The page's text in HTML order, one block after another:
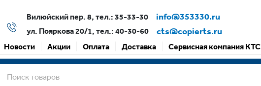
Вилюйский пер. 8, тел.: 35-33-30 info@353330.ru
ул. Пояркова 20/1, тел.: 40-30-60 cts@copierts.ru
Новости Акции Оплата Доставка Сервисная компания КТС